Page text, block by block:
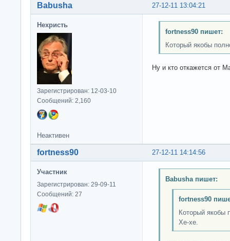
27-12-11 13:04:21
Babusha
Нехристь
Зарегистрирован: 12-03-10
Сообщений: 2,160
fortness90 пишет:
Который якобы
Ну и кто откажется от
Неактивен
27-12-11 14:14:56
fortness90
Участник
Зарегистрирован: 29-09-11
Сообщений: 27
Babusha пишет:
fortness90
Который якобы
Хе-хе.